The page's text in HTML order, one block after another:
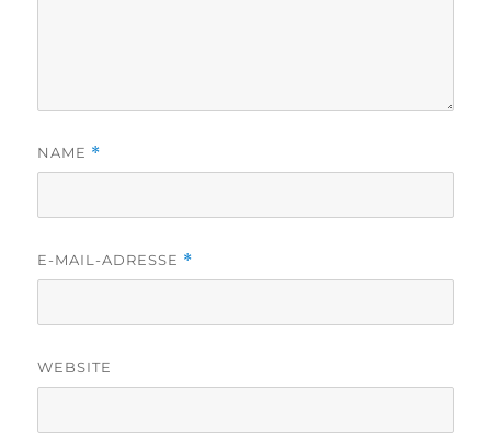
NAME *
E-MAIL-ADRESSE *
WEBSITE